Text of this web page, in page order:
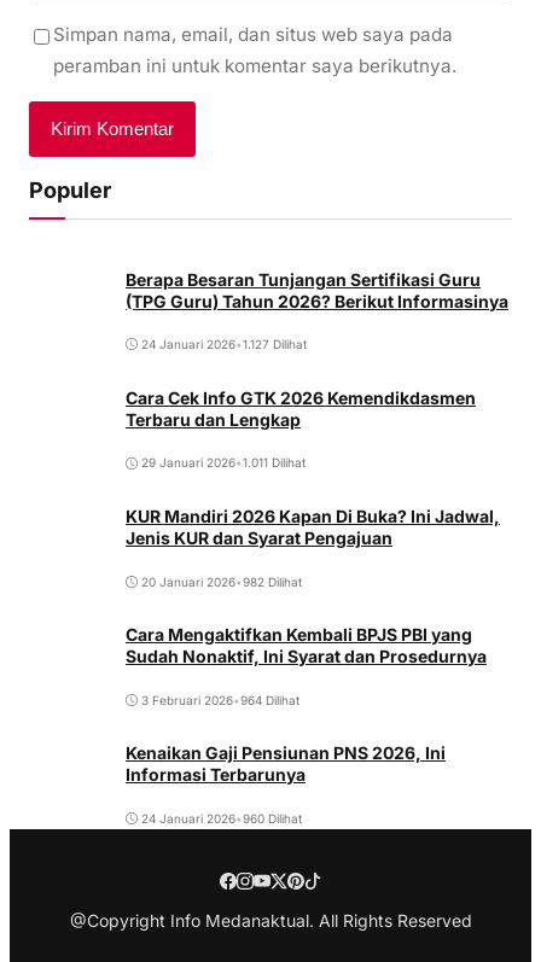
Simpan nama, email, dan situs web saya pada
peramban ini untuk komentar saya berikutnya.
Populer
Berapa Besaran Tunjangan Sertifikasi Guru
(TPG Guru) Tahun 2026? Berikut Informasinya
24 Januari 2026•1.127 Dilihat
Cara Cek Info GTK 2026 Kemendikdasmen
Terbaru dan Lengkap
29 Januari 2026•1.011 Dilihat
KUR Mandiri 2026 Kapan Di Buka? Ini Jadwal,
Jenis KUR dan Syarat Pengajuan
20 Januari 2026•982 Dilihat
Cara Mengaktifkan Kembali BPJS PBI yang
Sudah Nonaktif, Ini Syarat dan Prosedurnya
3 Februari 2026•964 Dilihat
Kenaikan Gaji Pensiunan PNS 2026, Ini
Informasi Terbarunya
24 Januari 2026•960 Dilihat
@Copyright Info Medanaktual. All Rights Reserved